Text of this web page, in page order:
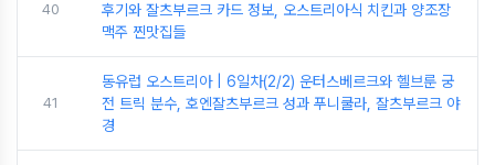
40
후기와 잘츠부르크 카드 정보, 오스트리아식 치킨과 양조장
맥주 찐맛집들
41
동유럽 오스트리아 | 6일차(2/2) 운터스베르크와 헬브룬 궁
전 트릭 분수, 호엔잘츠부르크 성과 푸니쿨라, 잘츠부르크 야
경